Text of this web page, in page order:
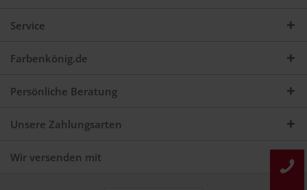
Service
Farbenkönig.de
Persönliche Beratung
Unsere Zahlungsarten
Wir versenden mit